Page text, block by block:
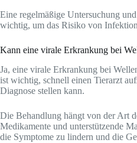
Eine regelmäßige Untersuchung
wichtig, um das Risiko von
Kann eine virale Erkrankung bei
Ja, eine virale Erkrankung bei
ist wichtig, schnell einen Tierarzt
Diagnose stellen kann.
Die Behandlung hängt von der Art
Medikamente und unterstützende
die Symptome zu lindern und die